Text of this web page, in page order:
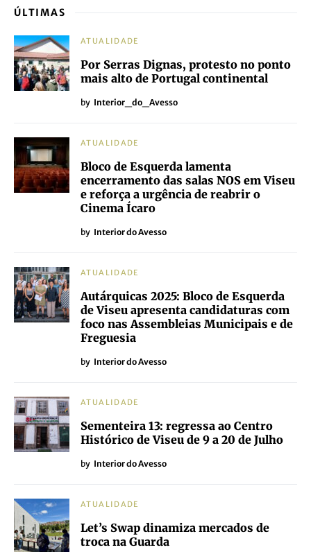
ÚLTIMAS
ATUALIDADE
Por Serras Dignas, protesto no ponto
mais alto de Portugal continental
by Interior_do_Avesso
ATUALIDADE
Bloco de Esquerda lamenta
encerramento das salas NOS em Viseu
e reforça a urgência de reabrir o
Cinema Ícaro
by Interior do Avesso
ATUALIDADE
Autárquicas 2025: Bloco de Esquerda
de Viseu apresenta candidaturas com
foco nas Assembleias Municipais e de
Freguesia
by Interior do Avesso
ATUALIDADE
Sementeira 13: regressa ao Centro
Histórico de Viseu de 9 a 20 de Julho
by Interior do Avesso
ATUALIDADE
Let’s Swap dinamiza mercados de
troca na Guarda